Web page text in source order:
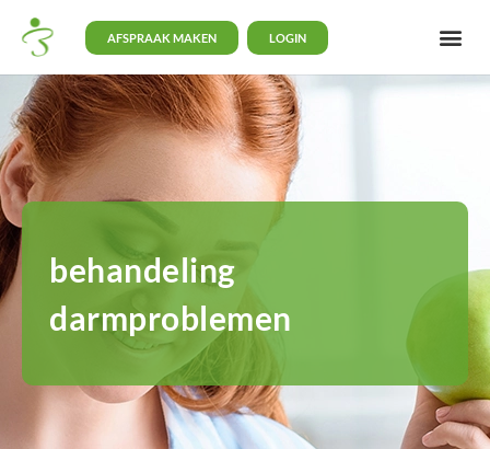
AFSPRAAK MAKEN LOGIN
behandeling
darmproblemen